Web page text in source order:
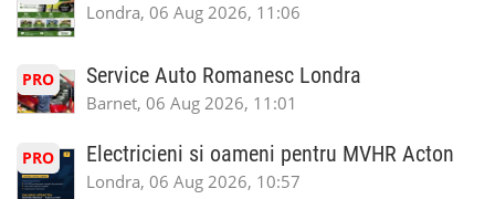
Londra, 06 Aug 2026, 11:06
PRO Service Auto Romanesc Londra
Barnet, 06 Aug 2026, 11:01
PRO Electricieni si oameni pentru MVHR Acton
Londra, 06 Aug 2026, 10:57